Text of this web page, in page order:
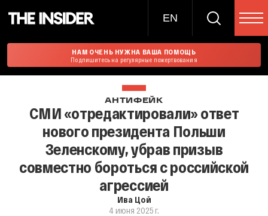
EN
НАМ ОЧЕНЬ НУЖНА ВАША ПОМОЩЬ
Подпишитесь на регулярные пожертвования
АНТИФЕЙК
СМИ «отредактировали» ответ
нового президента Польши
Зеленскому, убрав призыв
совместно бороться с российской
агрессией
Ива Цой
4 июня 2025 г.